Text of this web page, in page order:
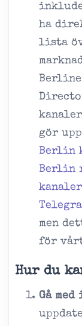
ha
lista
gör
Berlin
Berlin
kanaler
men
för vårt
Hur du
Gå